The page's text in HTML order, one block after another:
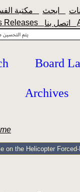
Releases
Board
Archives
on the Helicopter